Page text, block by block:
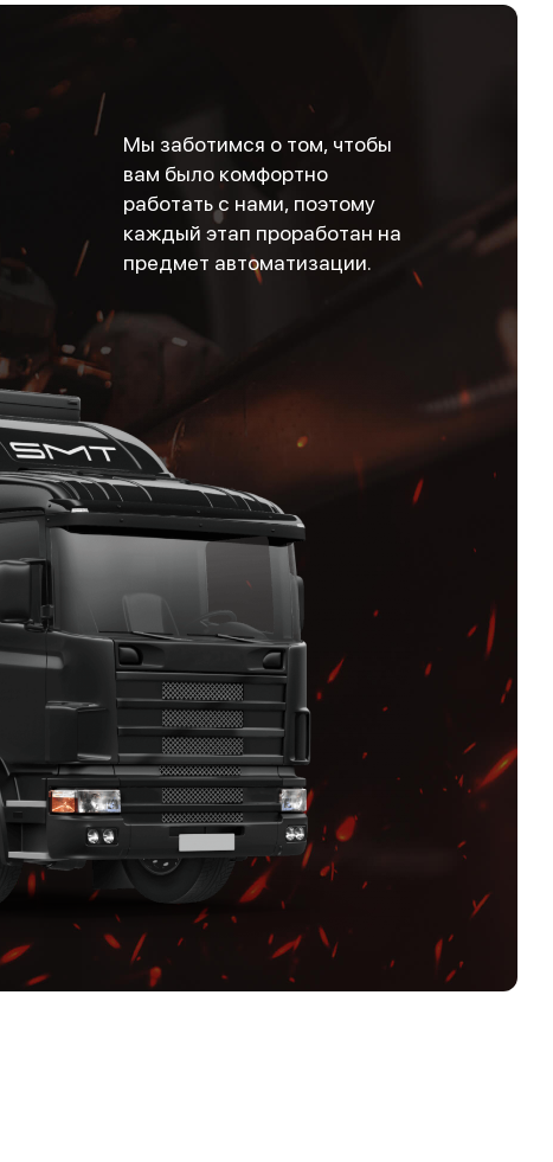
Мы заботимся о том, чтобы
вам было комфортно
работать с нами, поэтому
каждый этап проработан на
предмет автоматизации.